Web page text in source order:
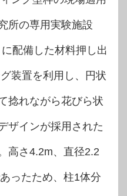
所の専用実験施設
配備した材料押し出
装置を利用し、円状
捻れながら花びら状
ザインが採用された
高さ4.2m、直径2.2
ったため、柱1体分